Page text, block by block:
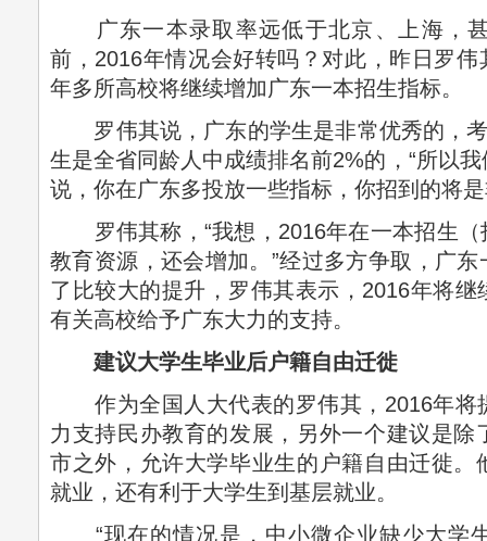
广东一本录取率远低于北京、上海，甚
前，2016年情况会好转吗？对此，昨日罗伟
年多所高校将继续增加广东一本招生指标。
罗伟其说，广东的学生是非常优秀的，考
生是全省同龄人中成绩排名前2%的，“所以我
说，你在广东多投放一些指标，你招到的将
罗伟其称，“我想，2016年在一本招生（
教育资源，还会增加。”经过多方争取，广
了比较大的提升，罗伟其表示，2016年将
有关高校给予广东大力的支持。
建议大学生毕业后户籍自由迁徙
作为全国人大代表的罗伟其，2016年将
力支持民办教育的发展，另外一个建议是除
市之外，允许大学毕业生的户籍自由迁徙。
就业，还有利于大学生到基层就业。
“现在的情况是，中小微企业缺少大学